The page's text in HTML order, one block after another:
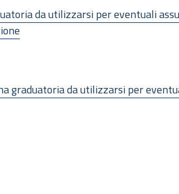
da utilizzarsi per eventuali
graduatoria da utilizzarsi per